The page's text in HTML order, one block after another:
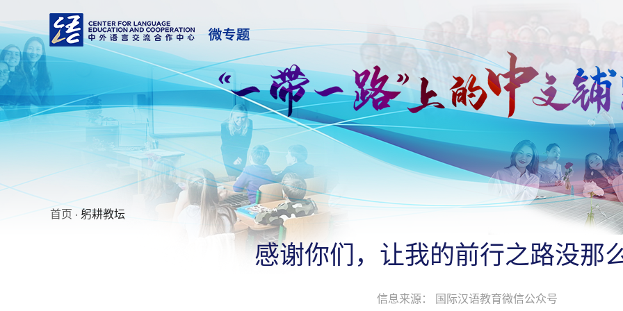
首页 · 躬耕教坛
感谢你们，让我的前行之路没那
信息来源： 国际汉语教育微信公众号